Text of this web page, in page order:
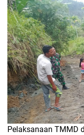
Pelaksanaan TMMD